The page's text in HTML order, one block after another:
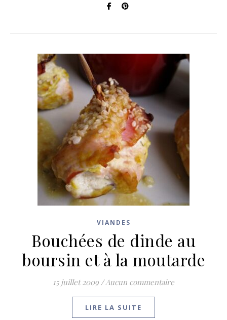
VIANDES
Bouchées de dinde au
boursin et à la moutarde
15 juillet 2009 /Aucun commentaire
LIRE LA SUITE